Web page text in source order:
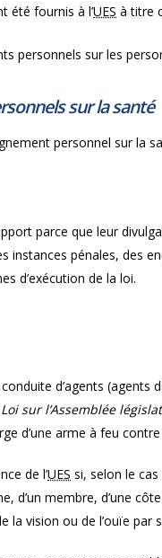
été fournis à l’UES à titre
personnels sur les
sur la santé
personnel sur la
parce que leur
instances pénales, des
d’exécution de la loi.
d’agents (agents
Loi sur l’Assemblée
d’une arme à feu
de l’UES si, selon le
d’un membre, d’une
vision ou de l’ouïe par